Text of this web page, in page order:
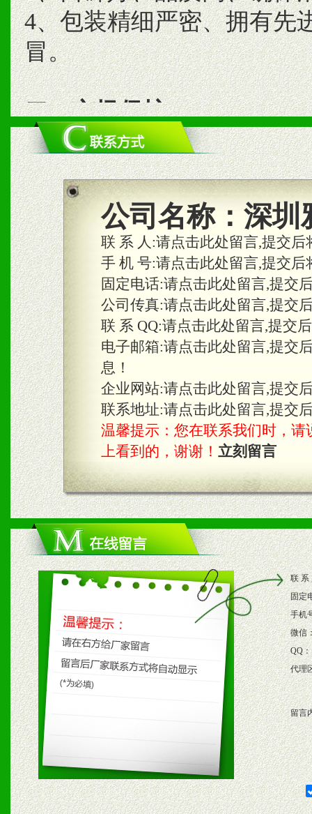
4、包装精细严密、拥有先
冒。
二、市场保护
1、统一市场价格；建立全
商利润。
2、区域独家经营；建立区
合作关系。
三、物料及媒体
1、免费提供体验及宣传彩
2、不定期在各大知名网站
知名度和影响力。
3、根据地方实际情况提供
具。
四、市场操作及支持
1、根据区域市场协助制定
2、根据具体情况公司给予
3、根据市场需要，派驻区
保产品顺利销售。
4、根据市场情况公司给予
购支持。
五、退换货制度
1、给予前期市场操作一定
2、对于临期，滞销品给予
公司名称： 深圳
联 系 人:请点击此处留言,提交
手 机 号:请点击此处留言,提交
固定电话:请点击此处留言,提交
公司传真:请点击此处留言,提交
联 系 QQ:请点击此处留言,提交
电子邮箱:请点击此处留言,提交
息！
企业网站:请点击此处留言,提交
联系地址:请点击此处留言,提交
温馨提示：您在联系我们时，请
上看到的，谢谢！ 立刻留言
联 系
固定
手机
微信
QQ：
代理
留言